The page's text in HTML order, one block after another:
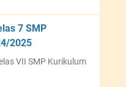
7 SMP
2025
VII SMP Kurikulum